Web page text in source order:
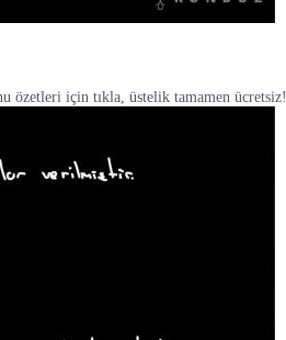
özetleri için tıkla, üstelik tamamen ücretsiz!